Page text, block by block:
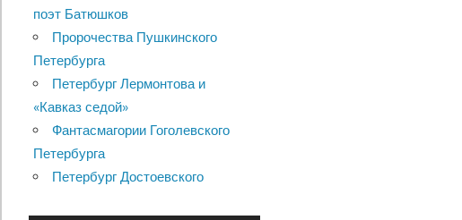
поэт Батюшков
Пророчества Пушкинского
Петербурга
Петербург Лермонтова и
«Кавказ седой»
Фантасмагории Гоголевского
Петербурга
Петербург Достоевского